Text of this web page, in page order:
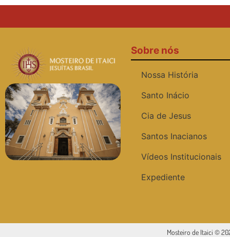
Sobre nós
Nossa História
Santo Inácio
Cia de Jesus
Santos Inacianos
Vídeos Institucionais
Expediente
Mosteiro de Itaici ©